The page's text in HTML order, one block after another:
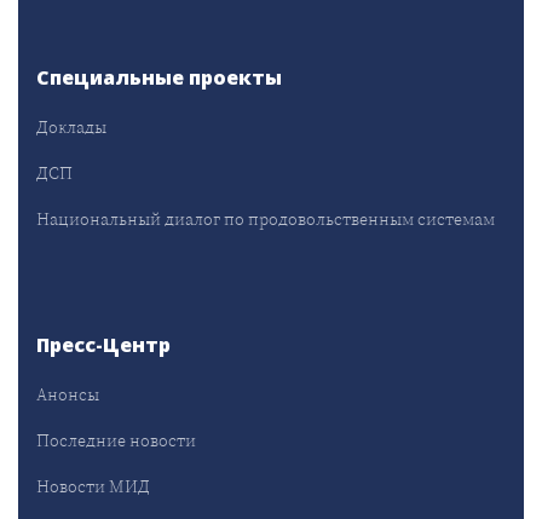
Специальные проекты
Доклады
ДСП
Национальный диалог по продовольственным системам
Пресс-Центр
Анонсы
Последние новости
Новости МИД